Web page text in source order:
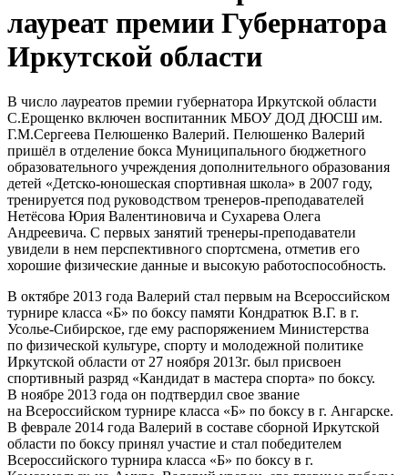
лауреат премии Губернатора
Иркутской области
В число лауреатов премии губернатора Иркутской области
С.Ерощенко включен воспитанник МБОУ ДОД ДЮСШ им.
Г.М.Сергеева Пелюшенко Валерий. Пелюшенко Валерий
пришёл в отделение бокса Муниципального бюджетного
образовательного учреждения дополнительного образования
детей «Детско-юношеская спортивная школа» в 2007 году,
тренируется под руководством тренеров-преподавателей
Нетёсова Юрия Валентиновича и Сухарева Олега
Андреевича. С первых занятий тренеры-преподаватели
увидели в нем перспективного спортсмена, отметив его
хорошие физические данные и высокую работоспособность.
В октябре 2013 года Валерий стал первым на Всероссийском
турнире класса «Б» по боксу памяти Кондратюк В.Г. в г.
Усолье-Сибирское, где ему распоряжением Министерства
по физической культуре, спорту и молодежной политике
Иркутской области от 27 ноября 2013г. был присвоен
спортивный разряд «Кандидат в мастера спорта» по боксу.
В ноябре 2013 года он подтвердил свое звание
на Всероссийском турнире класса «Б» по боксу в г. Ангарске.
В феврале 2014 года Валерий в составе сборной Иркутской
области по боксу принял участие и стал победителем
Всероссийского турнира класса «Б» по боксу в г.